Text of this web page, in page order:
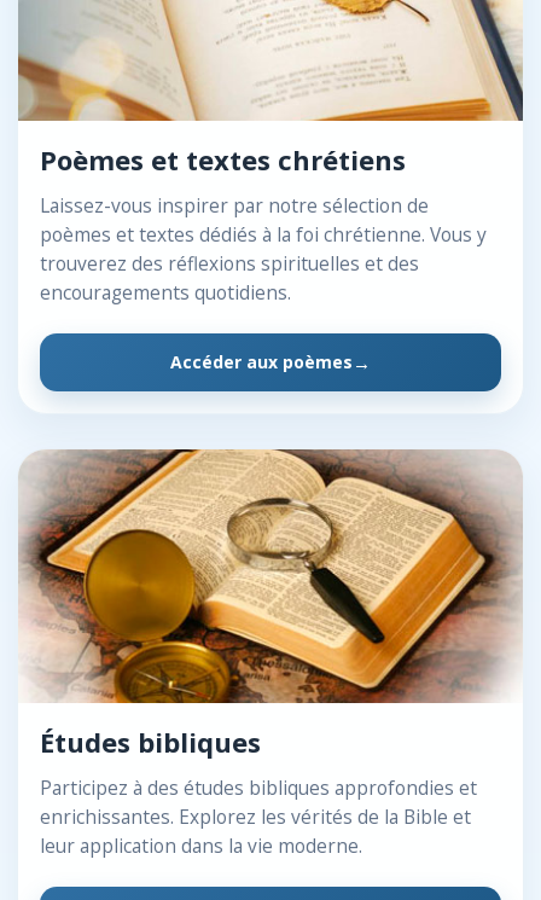
Poèmes et textes chrétiens
Laissez-vous inspirer par notre sélection de
poèmes et textes dédiés à la foi chrétienne. Vous y
trouverez des réflexions spirituelles et des
encouragements quotidiens.
Accéder aux poèmes
Études bibliques
Participez à des études bibliques approfondies et
enrichissantes. Explorez les vérités de la Bible et
leur application dans la vie moderne.